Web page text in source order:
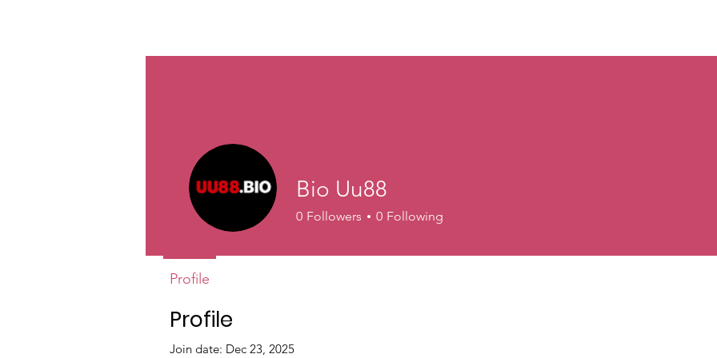
Profile
Join date: Dec 23, 2025
Bio Uu88
0 Followers 0 Following
Profile